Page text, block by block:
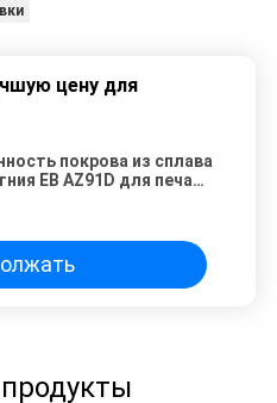
цену для
покрова из сплава
EB AZ91D для печати